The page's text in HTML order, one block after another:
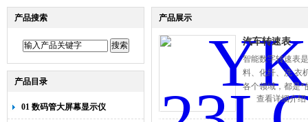
产品搜索
产品目录
01 数码管大屏幕显示仪
产品展示
汽车转速表
智能数字转速表
料、化纤、洗 衣
各个领域，都是*
查看详细介绍